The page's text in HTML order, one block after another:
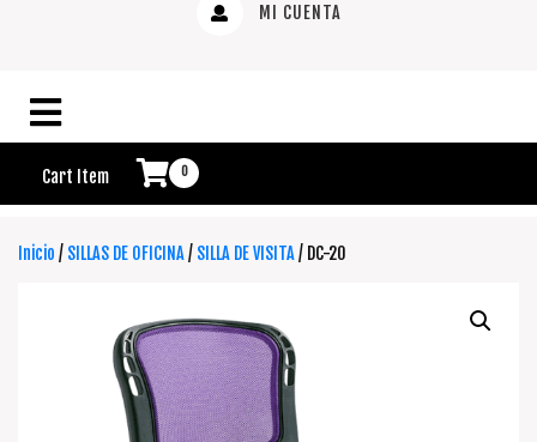
MI CUENTA
Cart Item 0
Inicio / SILLAS DE OFICINA/ SILLA DE VISITA/ DC-20